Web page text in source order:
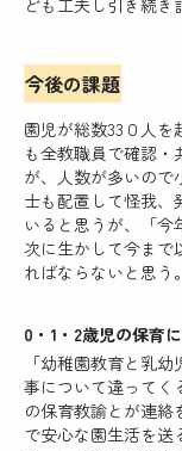
ども工夫し引き続き
今後の課題
園児が総数33０人
も全教職員で確認・
が、人数が多いので
士も配置して怪我、
いると思うが、「今
次に生かして今まで
ればならないと思う。
0・1・2歳児の保育
「幼稚園教育と乳
事について違ってく
の保育教諭とが連
で安心な園生活を送